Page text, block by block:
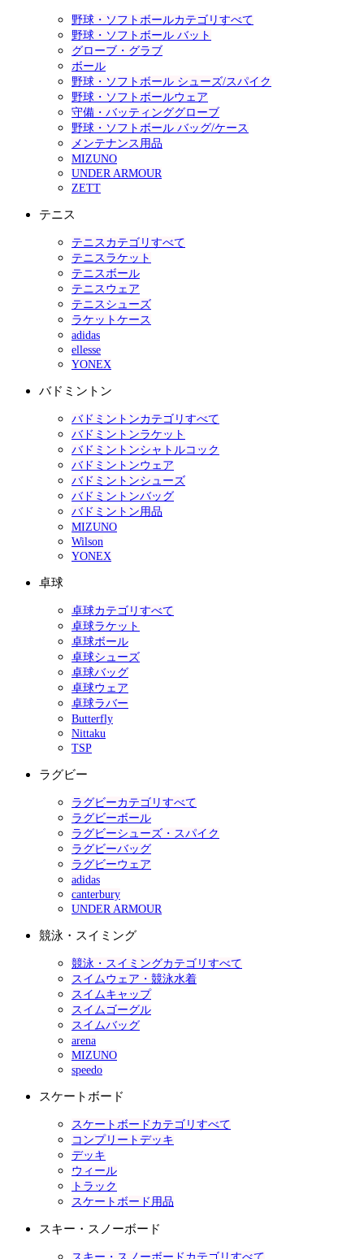
野球・ソフトボールカテゴリすべて
野球・ソフトボール バット
グローブ・グラブ
ボール
野球・ソフトボール シューズ/スパイク
野球・ソフトボールウェア
守備・バッティンググローブ
野球・ソフトボール バッグ/ケース
メンテナンス用品
MIZUNO
UNDER ARMOUR
ZETT
テニス
テニスカテゴリすべて
テニスラケット
テニスボール
テニスウェア
テニスシューズ
ラケットケース
adidas
ellesse
YONEX
バドミントン
バドミントンカテゴリすべて
バドミントンラケット
バドミントンシャトルコック
バドミントンウェア
バドミントンシューズ
バドミントンバッグ
バドミントン用品
MIZUNO
Wilson
YONEX
卓球
卓球カテゴリすべて
卓球ラケット
卓球ボール
卓球シューズ
卓球バッグ
卓球ウェア
卓球ラバー
Butterfly
Nittaku
TSP
ラグビー
ラグビーカテゴリすべて
ラグビーボール
ラグビーシューズ・スパイク
ラグビーバッグ
ラグビーウェア
adidas
canterbury
UNDER ARMOUR
競泳・スイミング
競泳・スイミングカテゴリすべて
スイムウェア・競泳水着
スイムキャップ
スイムゴーグル
スイムバッグ
arena
MIZUNO
speedo
スケートボード
スケートボードカテゴリすべて
コンプリートデッキ
デッキ
ウィール
トラック
スケートボード用品
スキー・スノーボード